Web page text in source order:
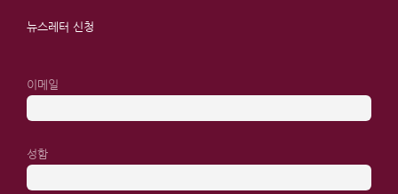
뉴스레터 신청
이메일
성함